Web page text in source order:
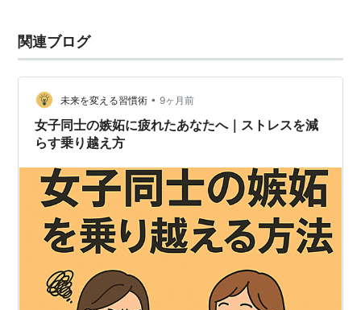
関連ブログ
未来を変える習慣術 • 9ヶ月前
女子同士の嫉妬に疲れたあなたへ｜ストレスを減
らす乗り越え方